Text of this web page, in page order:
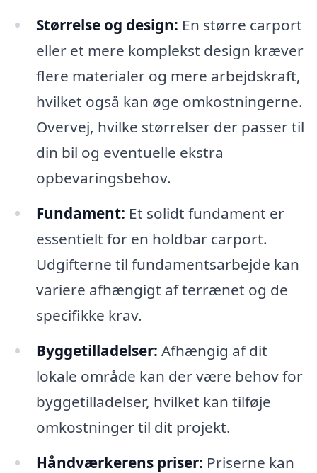
Størrelse og design: En større carport
eller et mere komplekst design kræver
flere materialer og mere arbejdskraft,
hvilket også kan øge omkostningerne.
Overvej, hvilke størrelser der passer til
din bil og eventuelle ekstra
opbevaringsbehov.
Fundament: Et solidt fundament er
essentielt for en holdbar carport.
Udgifterne til fundamentsarbejde kan
variere afhængigt af terrænet og de
specifikke krav.
Byggetilladelser: Afhængig af dit
lokale område kan der være behov for
byggetilladelser, hvilket kan tilføje
omkostninger til dit projekt.
Håndværkerens priser: Priserne kan